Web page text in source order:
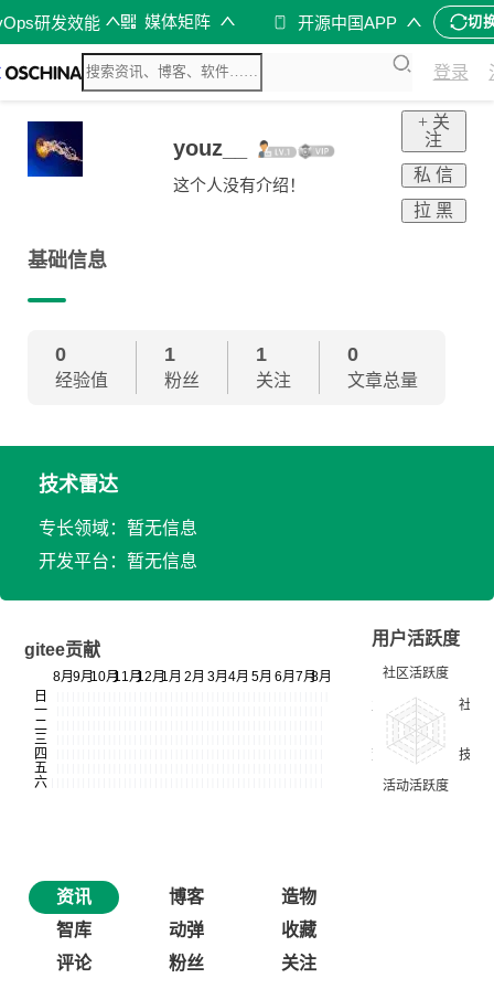
研发效能 媒体矩阵 开源中国APP 切
登录
youz__
这个人没有介绍！
+ 关
注
私 信
拉 黑
基础信息
0
经验值
1
粉丝
1
关注
0
文章总量
技术雷达
专长领域：暂无信息
开发平台：暂无信息
gitee贡献
用户活跃度
资讯 博客
造物
智库
动弹
收藏
评论
粉丝 关注